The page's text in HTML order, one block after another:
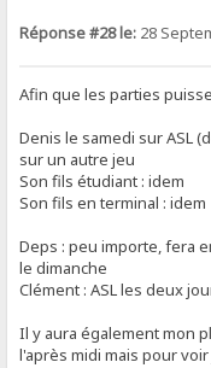
Réponse #28 le: 28
Afin que les parties
Denis le samedi sur ASL
sur un autre jeu
Son fils étudiant : idem
Son fils en terminal : idem
Deps : peu importe, fera
le dimanche
Clément : ASL les deux
Il y aura également mon
l'après midi mais pour